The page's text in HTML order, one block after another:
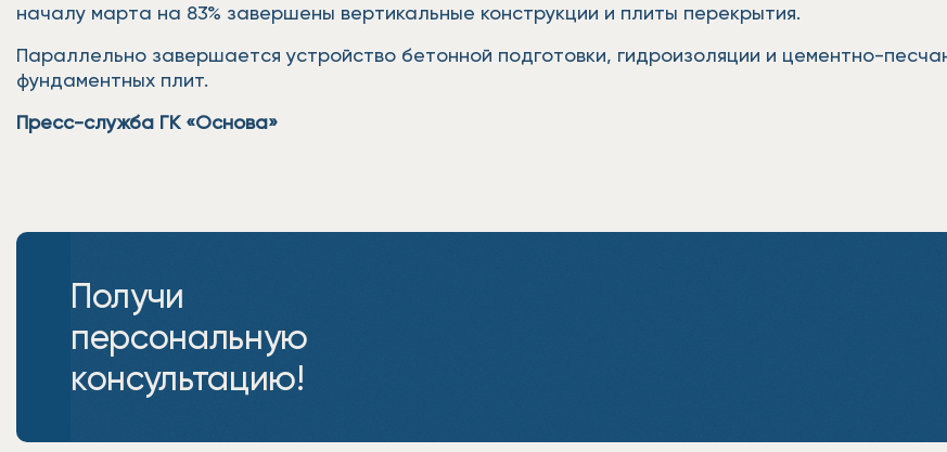
началу марта на 83% завершены вертикальные конструкции и плиты перекрытия.
Параллельно завершается устройство бетонной подготовки, гидроизоляции и цементно-
фундаментных плит.
Пресс-служба ГК «Основа»
Получи
персональную
консультацию!